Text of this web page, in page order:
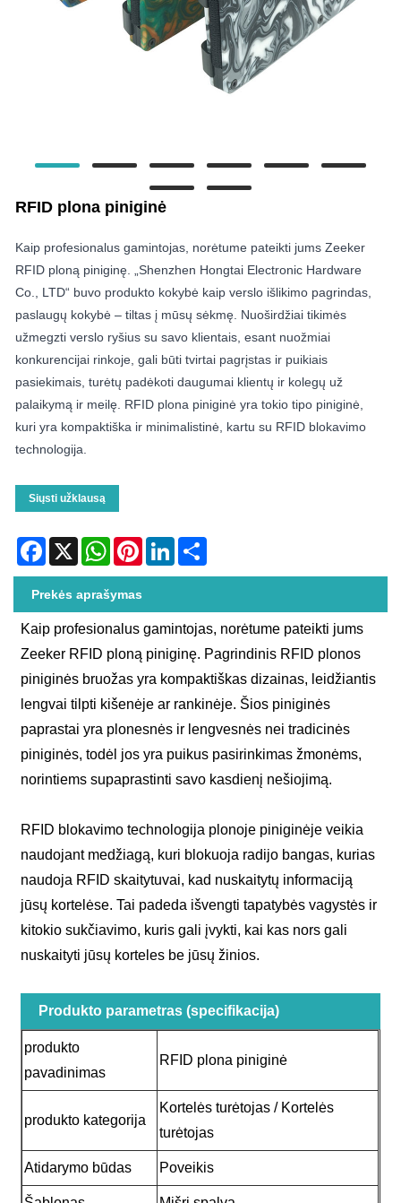
RFID plona piniginė
Kaip profesionalus gamintojas, norėtume pateikti jums Zeeker
RFID ploną piniginę. „Shenzhen Hongtai Electronic Hardware
Co., LTD“ buvo produkto kokybė kaip verslo išlikimo pagrindas,
paslaugų kokybė – tiltas į mūsų sėkmę. Nuoširdžiai tikimės
užmegzti verslo ryšius su savo klientais, esant nuožmiai
konkurencijai rinkoje, gali būti tvirtai pagrįstas ir puikiais
pasiekimais, turėtų padėkoti daugumai klientų ir kolegų už
palaikymą ir meilę. RFID plona piniginė yra tokio tipo piniginė,
kuri yra kompaktiška ir minimalistinė, kartu su RFID blokavimo
technologija.
Siųsti užklausą
Facebook
X WhatsAppPinterestLinkedIn
Prekės aprašymas
Kaip profesionalus gamintojas, norėtume pateikti jums
Zeeker RFID ploną piniginę. Pagrindinis RFID plonos
piniginės bruožas yra kompaktiškas dizainas, leidžiantis
lengvai tilpti kišenėje ar rankinėje. Šios piniginės
paprastai yra plonesnės ir lengvesnės nei tradicinės
piniginės, todėl jos yra puikus pasirinkimas žmonėms,
norintiems supaprastinti savo kasdienį nešiojimą.
RFID blokavimo technologija plonoje piniginėje veikia
naudojant medžiagą, kuri blokuoja radijo bangas, kurias
naudoja RFID skaitytuvai, kad nuskaitytų informaciją
jūsų kortelėse. Tai padeda išvengti tapatybės vagystės ir
kitokio sukčiavimo, kuris gali įvykti, kai kas nors gali
nuskaityti jūsų korteles be jūsų žinios.
Produkto parametras (specifikacija)
produkto
pavadinimas
RFID plona piniginė
produkto kategorija
Kortelės turėtojas / Kortelės
turėtojas
Atidarymo būdas Poveikis